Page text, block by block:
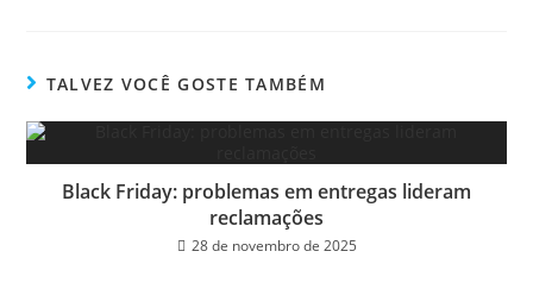
ok er
TALVEZ VOCÊ GOSTE TAMBÉM
Black Friday: problemas em entregas lideram
reclamações
28 de novembro de 2025